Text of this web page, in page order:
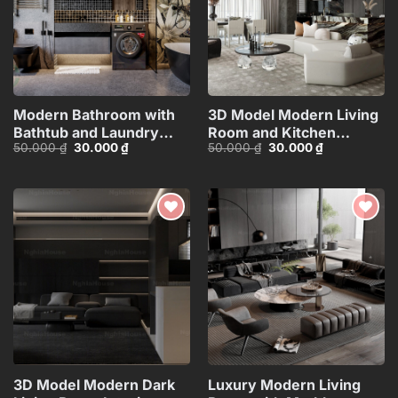
Modern Bathroom with
Bathtub and Laundry
Area – 3D
50.000₫ Giá
30.000₫Giá
hiện
30.000 ₫.
3D Model Modern Living
Room and Kitchen
Interior – 3ds
50.000₫ Giá
30.000₫Giá
hiện
30.000 ₫.
wishlist
3D Model Modern Dark
Add to
wishlist
Luxury Modern Living